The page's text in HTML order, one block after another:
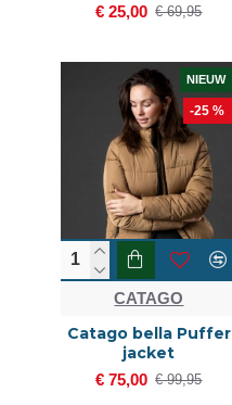
€ 25,00 € 69,95
NIEUW
-25 %
CATAGO
Catago bella Puffer
jacket
€ 75,00 € 99,95